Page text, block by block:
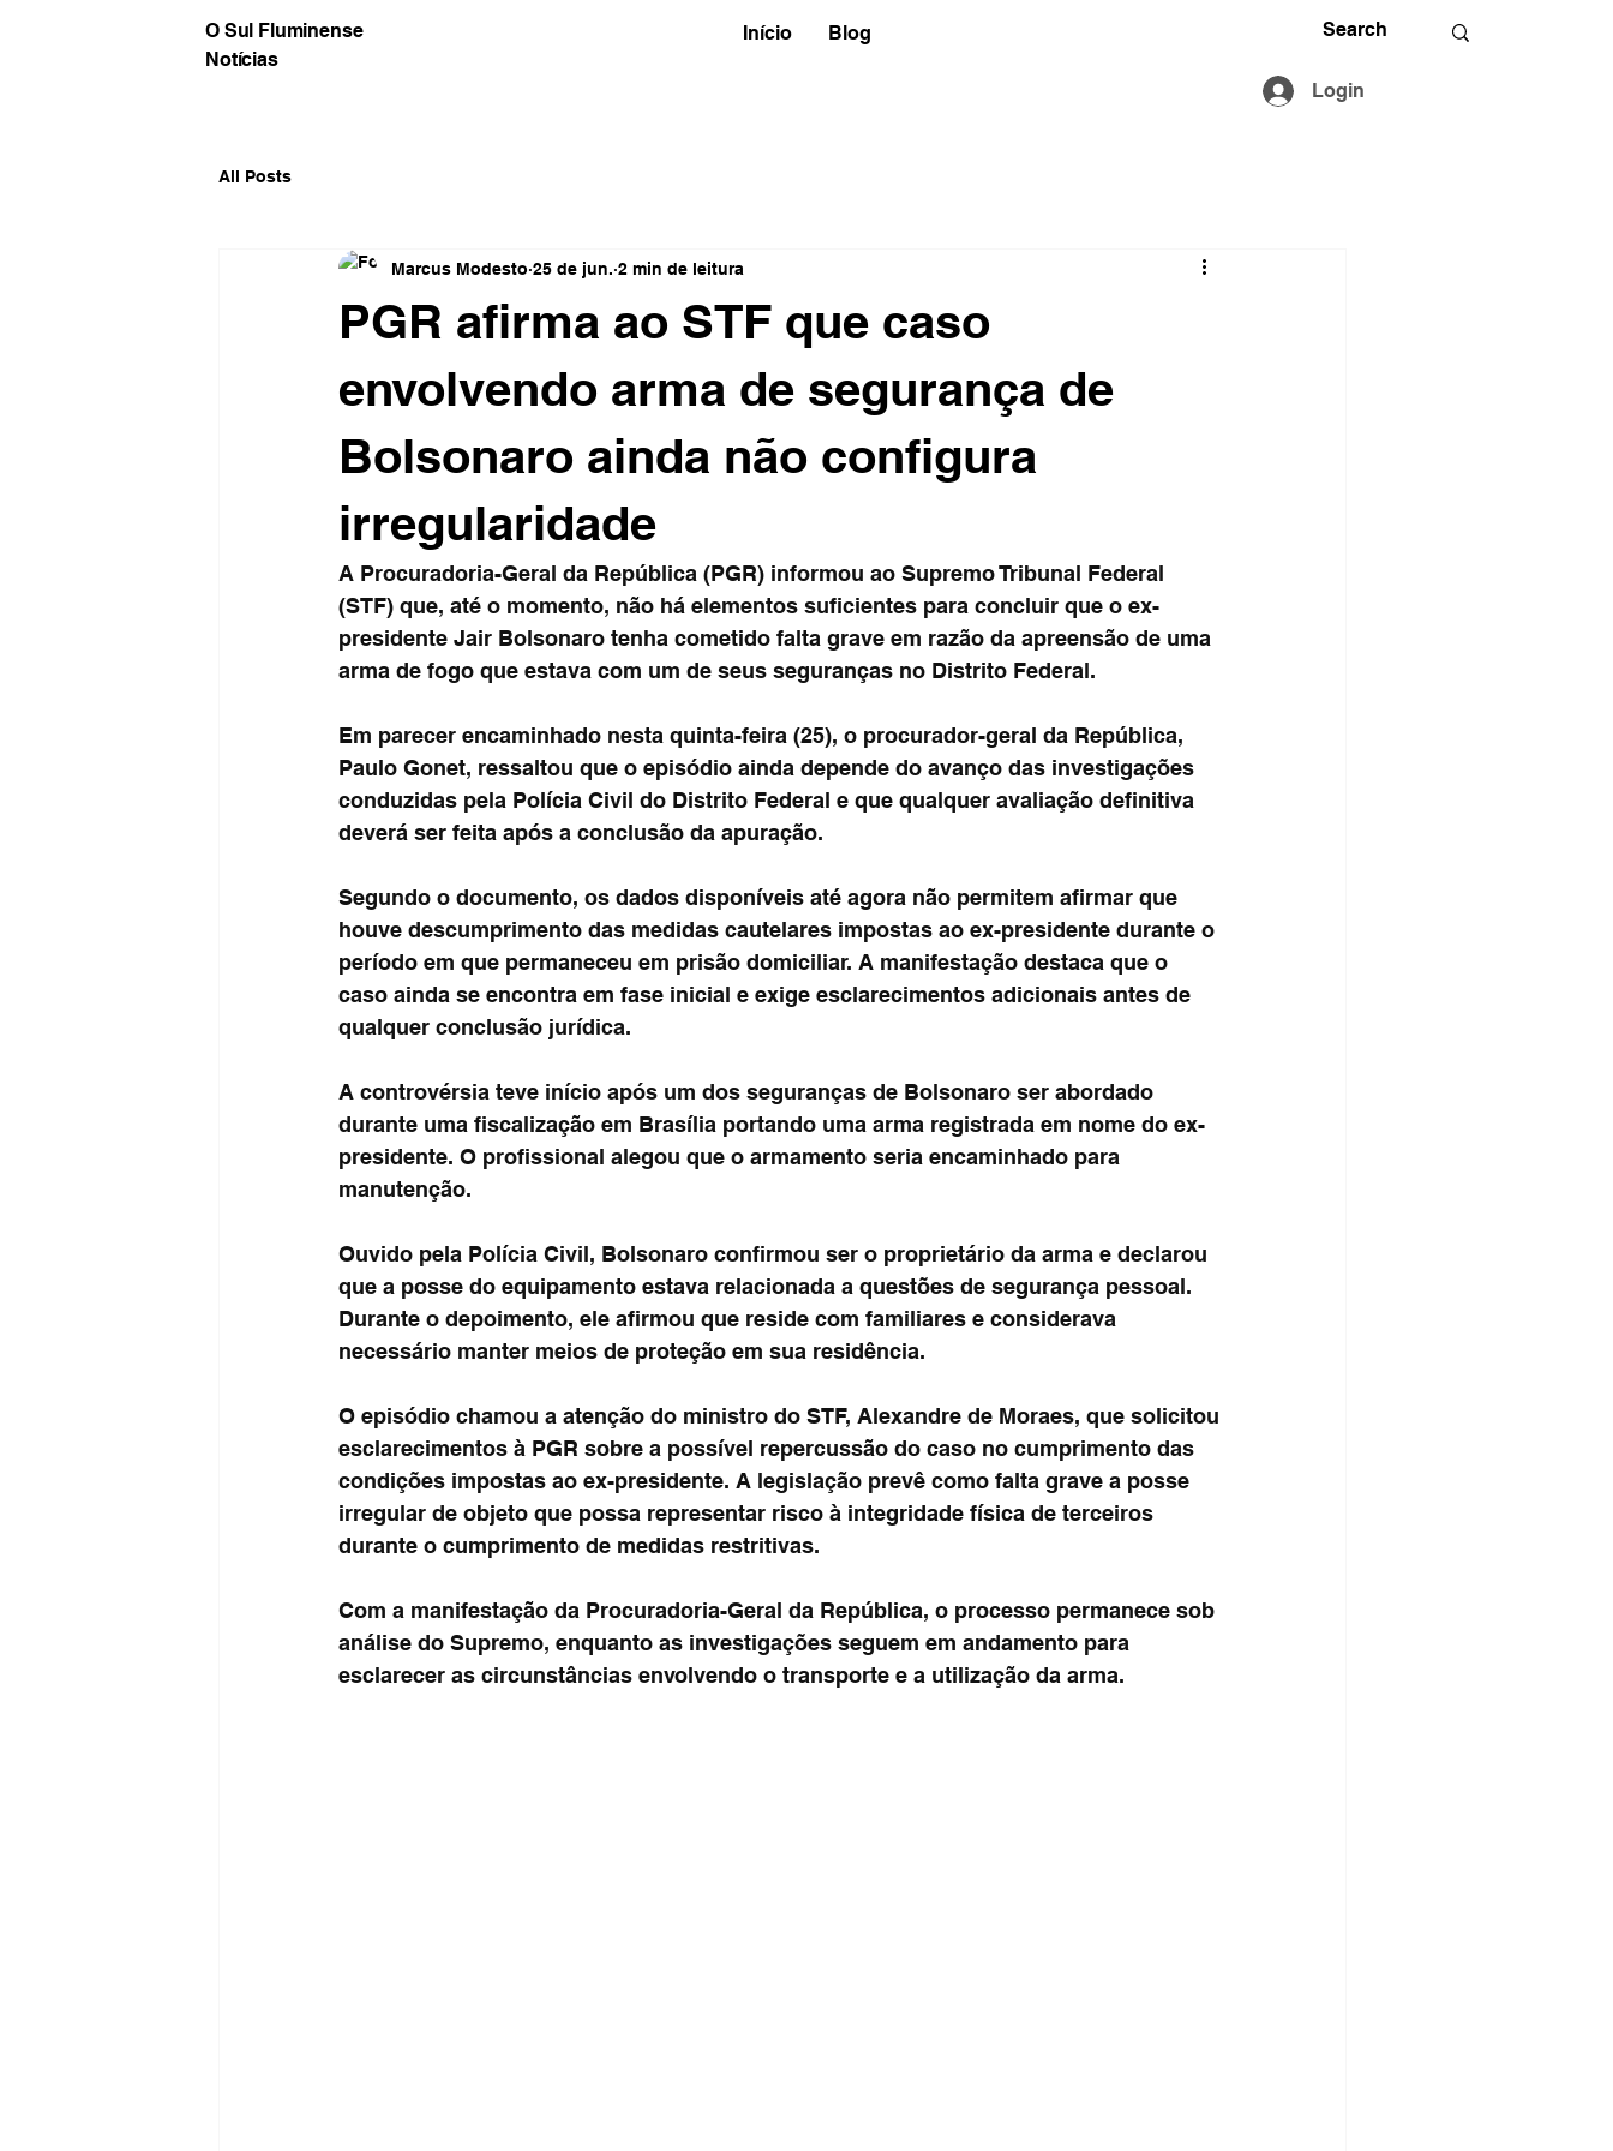
O Sul Fluminense
Notícias
Início Blog
Login
All Posts
PGR afirma ao STF que caso
envolvendo arma de segurança de
Bolsonaro ainda não configura
irregularidade
Marcus Modesto 25 de jun. 2 min de leitura
A Procuradoria-Geral da República (PGR) informou ao Supremo Tribunal Federal
(STF) que, até o momento, não há elementos suficientes para concluir que o ex-
presidente Jair Bolsonaro tenha cometido falta grave em razão da apreensão de uma
arma de fogo que estava com um de seus seguranças no Distrito Federal.
Em parecer encaminhado nesta quinta-feira (25), o procurador-geral da República,
Paulo Gonet, ressaltou que o episódio ainda depende do avanço das investigações
conduzidas pela Polícia Civil do Distrito Federal e que qualquer avaliação definitiva
deverá ser feita após a conclusão da apuração.
Segundo o documento, os dados disponíveis até agora não permitem afirmar que
houve descumprimento das medidas cautelares impostas ao ex-presidente durante o
período em que permaneceu em prisão domiciliar. A manifestação destaca que o
caso ainda se encontra em fase inicial e exige esclarecimentos adicionais antes de
qualquer conclusão jurídica.
A controvérsia teve início após um dos seguranças de Bolsonaro ser abordado
durante uma fiscalização em Brasília portando uma arma registrada em nome do ex-
presidente. O profissional alegou que o armamento seria encaminhado para
manutenção.
Ouvido pela Polícia Civil, Bolsonaro confirmou ser o proprietário da arma e declarou
que a posse do equipamento estava relacionada a questões de segurança pessoal.
Durante o depoimento, ele afirmou que reside com familiares e considerava
necessário manter meios de proteção em sua residência.
O episódio chamou a atenção do ministro do STF, Alexandre de Moraes, que solicitou
esclarecimentos à PGR sobre a possível repercussão do caso no cumprimento das
condições impostas ao ex-presidente. A legislação prevê como falta grave a posse
irregular de objeto que possa representar risco à integridade física de terceiros
durante o cumprimento de medidas restritivas.
Com a manifestação da Procuradoria-Geral da República, o processo permanece sob
análise do Supremo, enquanto as investigações seguem em andamento para
esclarecer as circunstâncias envolvendo o transporte e a utilização da arma.